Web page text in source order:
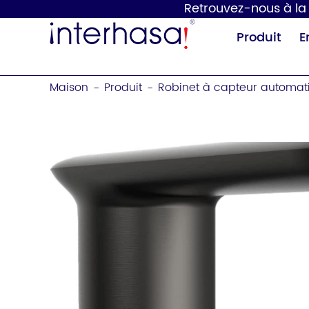
Retrouvez-nous à la
Produit
Sèche-mains
Maison - Produit - Robinet à capteur